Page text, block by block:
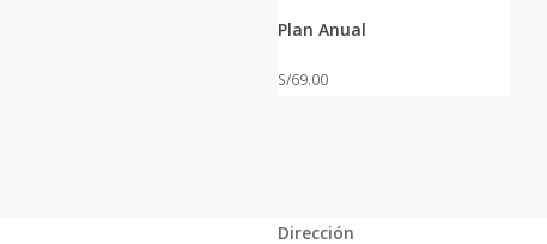
Plan Anual
S/69.00
Dirección